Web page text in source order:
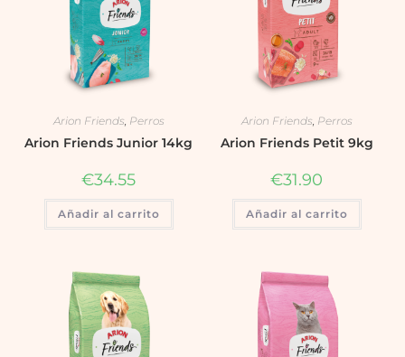
Arion Friends, Perros
Arion Friends Junior 14kg
€34.55
Añadir al carrito
Arion Friends, Perros
Arion Friends Petit 9kg
€31.90
Añadir al carrito